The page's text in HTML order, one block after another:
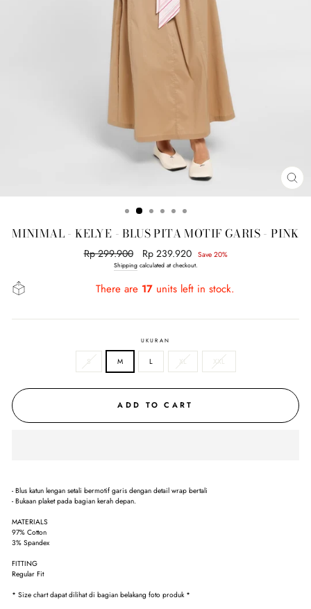
MINIMAL - KELYE - BLUS PITA MOTIF GARIS - PINK
Regular
price
Rp 299.900
Sale
price
Rp 239.920 Save 20%
Shippingcalculated at checkout.
There are 17units left in stock.
UKURAN
S M L XL XXL
ADD TO CART
- Blus katun lengan setali bermotif garis dengan detail wrap bertali
- Bukaan plaket pada bagian kerah depan.
MATERIALS
97% Cotton
3% Spandex
FITTING
Regular Fit
* Size chart dapat dilihat di bagian belakang foto produk *